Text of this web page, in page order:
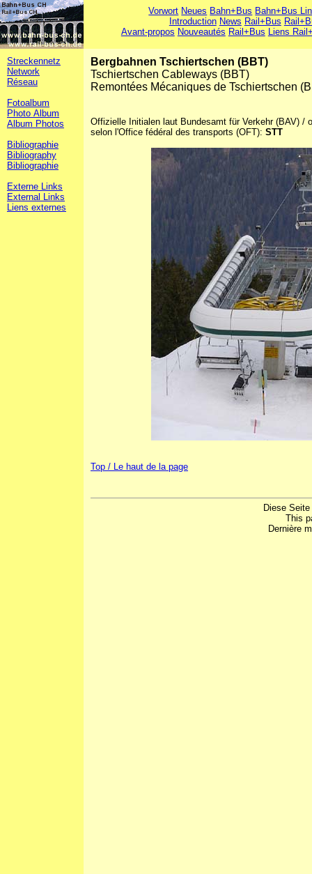
Vorwort Neues Bahn+Bus Bahn+Bus
Introduction News Rail+Bus
Avant-propos Nouveautés Rail+Bus Liens
Streckennetz
Network
Réseau
Fotoalbum
Photo Album
Album Photos
Bibliographie
Bibliography
Bibliographie
Externe Links
External Links
Liens externes
Bergbahnen Tschiertschen (BBT)
Tschiertschen Cableways (BBT)
Remontées Mécaniques de Tschiertschen
Offizielle Initialen laut Bundesamt für Verkehr (BAV)
selon l'Office fédéral des transports (OFT): STT
Top / Le haut de la page
Diese
This
Dernière